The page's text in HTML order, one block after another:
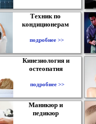
Техник по
кондиционерам
подробнее >>
Кинезиология и
остеопатия
подробнее >>
Маникюр и
педикюр